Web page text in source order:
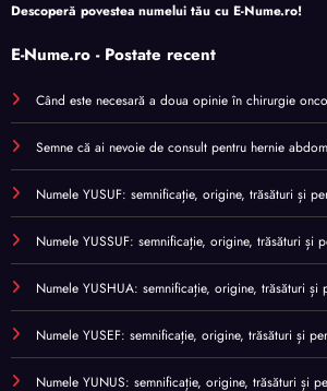
Descoperă povestea numelui tău cu E-Nume.ro!
E-Nume.ro - Postate recent
Când este necesară a doua opinie în chirurgie
Semne că ai nevoie de consult pentru hernie
Numele YUSUF: semnificație, origine, trăsături și
Numele YUSSUF: semnificație, origine, trăsături și
Numele YUSHUA: semnificație, origine, trăsături și
Numele YUSEF: semnificație, origine, trăsături și
Numele YUNUS: semnificație, origine, trăsături și